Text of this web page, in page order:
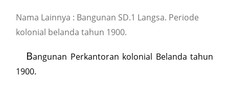
Nama Lainnya : Bangunan SD.1 Langsa. Periode
kolonial belanda tahun 1900.
Bangunan Perkantoran kolonial Belanda tahun
1900.